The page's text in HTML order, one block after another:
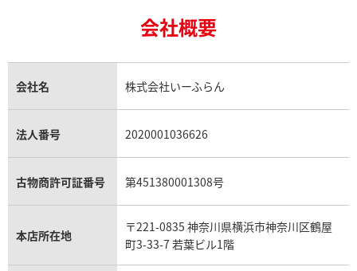
金貨買取
貴金属買取
銀・シルバー買取
パラジウム買取
トパーズ買取
タンザナイト買取
キャッツアイ買取
アクアマリン買取
ロレックス エクスプローラー買取
ロレックス デイトジャスト買取
パテック フィリップノーチラス買取
ヴァシュロン・コンスタンタン買取
オメガ買取
カルティエ買取
フランク ミュラー買取
リシャール・ミル買取
シャネル マトラッセ買取
セリーヌ買取
プラダ買取
ヴァンクリーフ＆アーペル買取
ショーメ買取
ダミアーニ買取
モーブッサン買取
会社概要
会社名 株式会社いーふらん
法人番号 2020001036626
古物商許可証番号 第451380001308号
本店所在地
〒221-0835 神奈川県横浜市神奈川区鶴屋
町3-33-7 若葉ビル1階